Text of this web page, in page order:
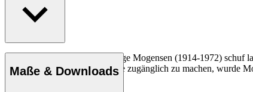
Der Tischler und Designer Børge Mogensen (1914-1972) schuf
Mission, Qualitätsmöbel für alle zugänglich zu machen, wurde
Maße & Downloads